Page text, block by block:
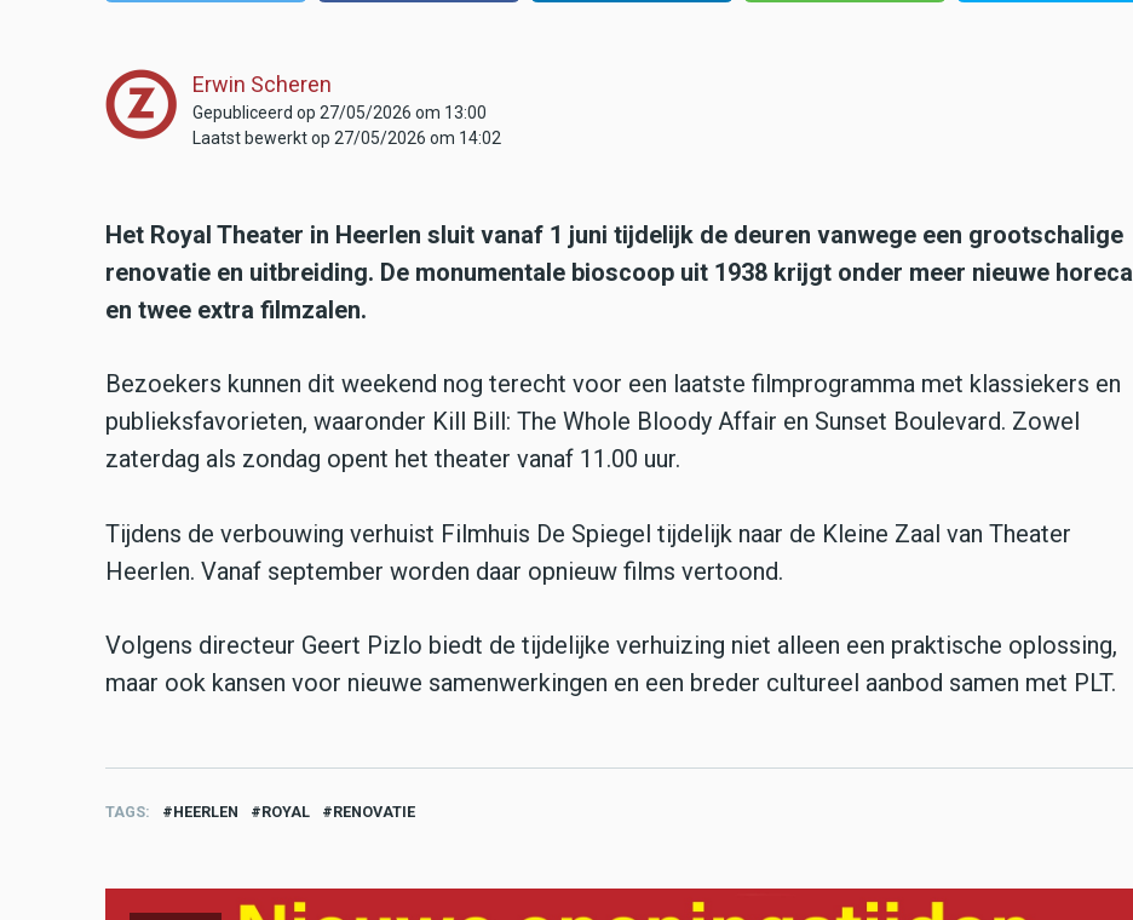
Erwin Scheren
Gepubliceerd op 27/05/2026 om 13:00
Laatst bewerkt op 27/05/2026 om 14:02
Het Royal Theater in Heerlen sluit vanaf 1 juni tijdelijk de deuren vanwege een grootschalige
renovatie en uitbreiding. De monumentale bioscoop uit 1938 krijgt onder meer nieuwe horeca
en twee extra filmzalen.
Bezoekers kunnen dit weekend nog terecht voor een laatste filmprogramma met klassiekers en
publieksfavorieten, waaronder Kill Bill: The Whole Bloody Affair en Sunset Boulevard. Zowel
zaterdag als zondag opent het theater vanaf 11.00 uur.
Tijdens de verbouwing verhuist Filmhuis De Spiegel tijdelijk naar de Kleine Zaal van Theater
Heerlen. Vanaf september worden daar opnieuw films vertoond.
Volgens directeur Geert Pizlo biedt de tijdelijke verhuizing niet alleen een praktische oplossing,
maar ook kansen voor nieuwe samenwerkingen en een breder cultureel aanbod samen met PLT.
TAGS HEERLEN ROYAL RENOVATIE